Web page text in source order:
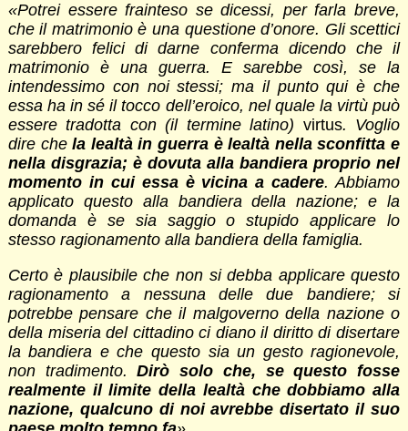
«Potrei essere frainteso se dicessi, per farla breve,
che il matrimonio è una questione d’onore. Gli scettici
sarebbero felici di darne conferma dicendo che il
matrimonio è una guerra. E sarebbe così, se la
intendessimo con noi stessi; ma il punto qui è che
essa ha in sé il tocco dell’eroico, nel quale la virtù può
essere tradotta con (il termine latino) virtus. Voglio
dire chela lealtà in guerra è lealtà nella sconfitta e
nella disgrazia; è dovuta alla bandiera proprio nel
momento in cui essa è vicina a cadere. Abbiamo
applicato questo alla bandiera della nazione; e la
domanda è se sia saggio o stupido applicare lo
stesso ragionamento alla bandiera della famiglia.
Certo è plausibile che non si debba applicare questo
ragionamento a nessuna delle due bandiere; si
potrebbe pensare che il malgoverno della nazione o
della miseria del cittadino ci diano il diritto di disertare
la bandiera e che questo sia un gesto ragionevole,
non tradimento.Dirò solo che, se questo fosse
realmente il limite della lealtà che dobbiamo alla
nazione, qualcuno di noi avrebbe disertato il suo